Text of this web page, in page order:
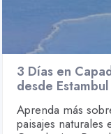
3 Días en
desde
Aprenda más
paisajes